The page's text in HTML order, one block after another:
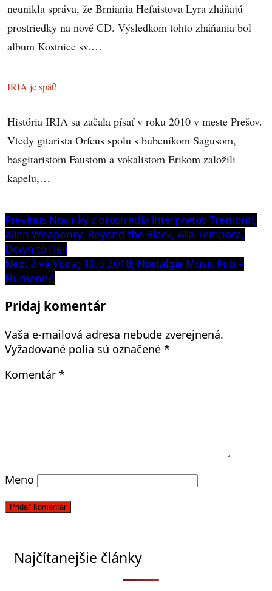
neunikla správa, že Brniania Hefaistova Lyra zháňajú
prostriedky na nové CD. Výsledkom tohto zháňania bol
album Kostnice sv.…
IRIA je späť!
História IRIA sa začala písať v roku 2010 v meste Prešov.
Vtedy gitarista Orfeus spolu s bubeníkom Sagusom,
basgitaristom Faustom a vokalistom Erikom založili
kapelu,…
Navigácia
v
článku
Previous Previous
post:
Novinky z prostredia interpretov Tremonti,
Alien Weaponry, Beyond the Black, Alia Tempora,
Down to Hell
NextNext
post:
Živá Voda; 12.5.2018; Nostalgia Music Pub –
Humenné
Pridaj komentár
Vaša e-mailová adresa nebude zverejnená.
Vyžadované polia sú označené *
Komentár *
Meno
Najčítanejšie články